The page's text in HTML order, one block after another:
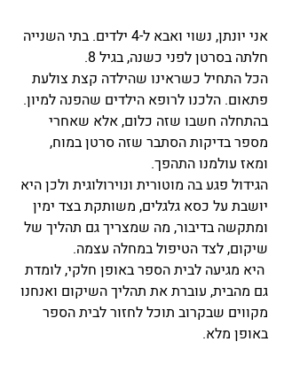
אני יונתן, נשוי ואבא ל-4 ילדים. בתי השנייה
חלתה בסרטן לפני כשנה, בגיל 8.
הכל התחיל כשראינו שהילדה קצת צולעת
פתאום. הלכנו לרופא הילדים שהפנה למיון.
בהתחלה חשבו שזה כלום, אלא שאחרי
מספר בדיקות הסתבר שזה סרטן במוח,
ומאז עולמנו התהפך.
הגידול פגע בה מוטורית ונוירולוגית ולכן היא
יושבת על כסא גלגלים, משותקת בצד ימין
ומתקשה בדיבור, מה שמצריך גם תהליך של
שיקום, לצד הטיפול במחלה עצמה.
היא מגיעה לבית הספר באופן חלקי, לומדת
גם מהבית, עוברת את תהליך השיקום ואנחנו
מקווים שבקרוב תוכל לחזור לבית הספר
באופן מלא.